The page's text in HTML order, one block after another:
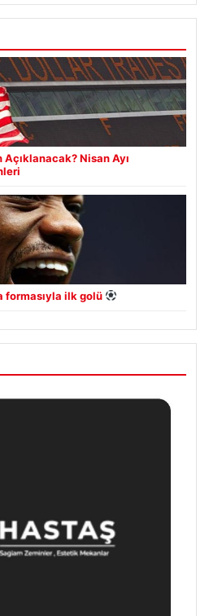
Açıklanacak? Nisan Ayı
formasıyla ilk golü